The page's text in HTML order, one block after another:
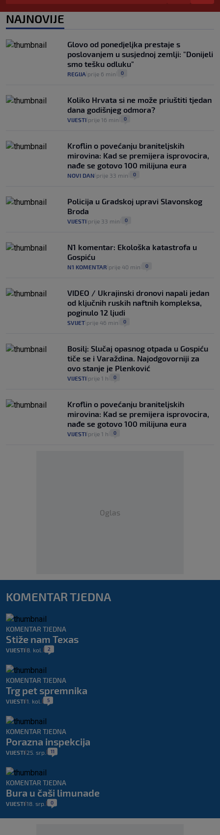
2
rajčica košta deset eura: "Nećete ih
vidjeti na akcijama u trgovinama"
VIJESTI 3. kol. 8
NAJNOVIJE
Glovo od ponedjeljka prestaje s
poslovanjem u susjednoj zemlji: "Donijeli
smo tešku odluku"
REGIJA prije 6 min 0
Koliko Hrvata si ne može priuštiti tjedan
dana godišnjeg odmora?
VIJESTI prije 16 min 0
Kroflin o povećanju braniteljskih
mirovina: Kad se premijera isprovocira,
nađe se gotovo 100 milijuna eura
NOVI DAN prije 33 min 0
Policija u Gradskoj upravi Slavonskog
Broda
VIJESTI prije 33 min 0
N1 komentar: Ekološka katastrofa u
Gospiću
N1 KOMENTAR prije 40 min 0
VIDEO / Ukrajinski dronovi napali jedan
od ključnih ruskih naftnih kompleksa,
poginulo 12 ljudi
SVIJET prije 46 min 0
Bosilj: Slučaj opasnog otpada u Gospiću
tiče se i Varaždina. Najodgovorniji za
ovo stanje je Plenković
VIJESTI prije 1 h 0
Kroflin o povećanju braniteljskih
mirovina: Kad se premijera isprovocira,
nađe se gotovo 100 milijuna eura
VIJESTI prije 1 h 0
Oglas
KOMENTAR TJEDNA
KOMENTAR TJEDNA
Stiže nam Texas
VIJESTI 8. kol. 2
KOMENTAR TJEDNA
Trg pet spremnika
VIJESTI 1. kol. 5
KOMENTAR TJEDNA
Porazna inspekcija
VIJESTI 25. srp. 11
KOMENTAR TJEDNA
Bura u čaši limunade
VIJESTI 18. srp. 0